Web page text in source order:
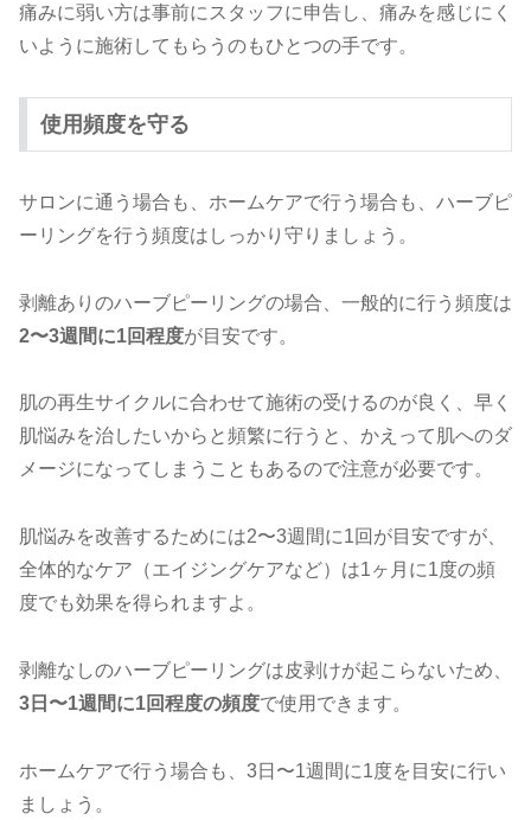
痛みに弱い方は事前にスタッフに申告し、痛みを感じにく
いように施術してもらうのもひとつの手です。
使用頻度を守る
サロンに通う場合も、ホームケアで行う場合も、ハーブピ
ーリングを行う頻度はしっかり守りましょう。
剥離ありのハーブピーリングの場合、一般的に行う頻度は
2〜3週間に1回程度が目安です。
肌の再生サイクルに合わせて施術の受けるのが良く、早く
肌悩みを治したいからと頻繁に行うと、かえって肌へのダ
メージになってしまうこともあるので注意が必要です。
肌悩みを改善するためには2〜3週間に1回が目安ですが、
全体的なケア（エイジングケアなど）は1ヶ月に1度の頻
度でも効果を得られますよ。
剥離なしのハーブピーリングは皮剥けが起こらないため、
3日〜1週間に1回程度の頻度で使用できます。
ホームケアで行う場合も、3日〜1週間に1度を目安に行い
ましょう。